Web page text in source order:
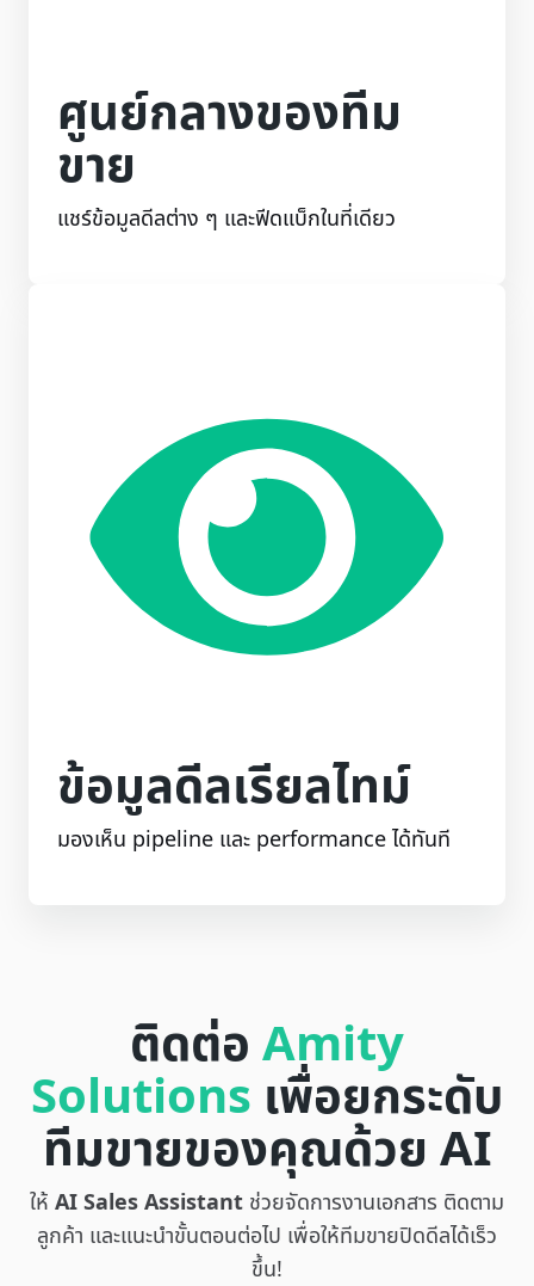
ศูนย์กลางของทีม
ขาย
แชร์ข้อมูลดีลต่าง ๆ และฟีดแบ็กในที่เดียว
ข้อมูลดีลเรียลไทม์
มองเห็น pipeline และ performance ได้ทันที
ติดต่อ Amity
Solutions เพื่อยกระดับ
ทีมขายของคุณด้วย AI
ให้ AI Sales Assistant ช่วยจัดการงานเอกสาร ติดตาม
ลูกค้า และแนะนำขั้นตอนต่อไป เพื่อให้ทีมขายปิดดีลได้เร็ว
ขึ้น!